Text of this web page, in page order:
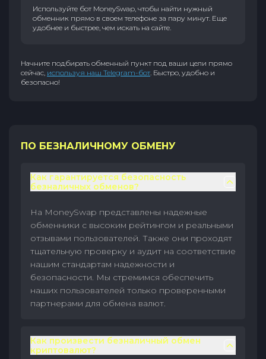
Используйте бот MoneySwap, чтобы найти нужный
обменник прямо в своем телефоне за пару минут. Еще
удобнее и быстрее, чем искать на сайте.
Начните подбирать обменный пункт под ваши цели прямо
сейчас, используя наш Telegram-бот. Быстро, удобно и
безопасно!
ПО БЕЗНАЛИЧНОМУ ОБМЕНУ
Как гарантируется безопасность
безналичных обменов?
На MoneySwap представлены надежные
обменники с высоким рейтингом и реальными
отзывами пользователей. Также они проходят
тщательную проверку и аудит на соответствие
нашим стандартам надежности и
безопасности. Мы стремимся обеспечить
наших пользователей только проверенными
партнерами для обмена валют.
Как произвести безналичный обмен
криптовалют?